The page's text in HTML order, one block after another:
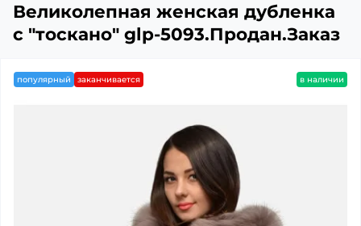
Великолепная женская дубленка
с "тоскано" glp-5093.Продан.Заказ
популярный заканчивается в наличии